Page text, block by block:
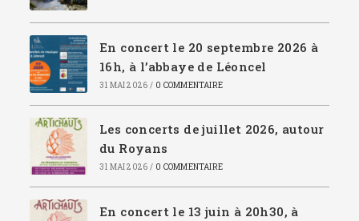
En concert le 20 septembre 2026 à
16h, à l’abbaye de Léoncel
31 MAI 2026 / 0 COMMENTAIRE
Les concerts de juillet 2026, autour
du Royans
31 MAI 2026 / 0 COMMENTAIRE
En concert le 13 juin à 20h30, à